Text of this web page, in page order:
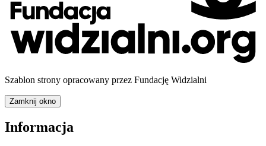
Szablon strony opracowany przez Fundację Widzialni
Zamknij okno
Informacja